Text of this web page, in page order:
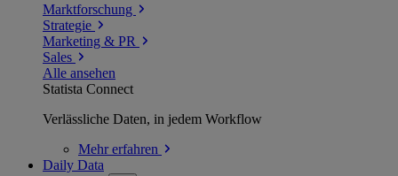
Marktforschung
Strategie
Marketing & PR
Sales
Alle ansehen
Statista Connect
Verlässliche Daten, in jedem Workflow
Mehrerfahren
Daily Data